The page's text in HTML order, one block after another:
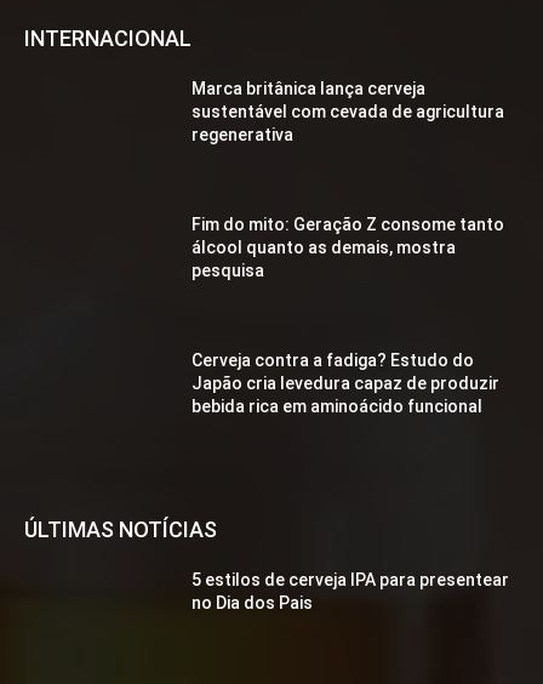
INTERNACIONAL
Marca britânica lança cerveja
sustentável com cevada de agricultura
regenerativa
Fim do mito: Geração Z consome tanto
álcool quanto as demais, mostra
pesquisa
Cerveja contra a fadiga? Estudo do
Japão cria levedura capaz de produzir
bebida rica em aminoácido funcional
ÚLTIMAS NOTÍCIAS
5 estilos de cerveja IPA para presentear
no Dia dos Pais